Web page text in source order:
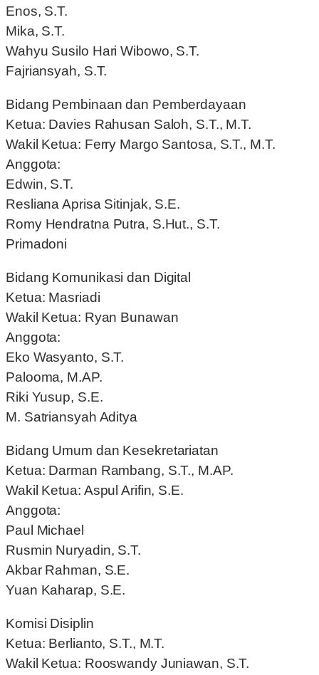
Enos, S.T.
Mika, S.T.
Wahyu Susilo Hari Wibowo, S.T.
Fajriansyah, S.T.
Bidang Pembinaan dan Pemberdayaan
Ketua: Davies Rahusan Saloh, S.T., M.T.
Wakil Ketua: Ferry Margo Santosa, S.T., M.T.
Anggota:
Edwin, S.T.
Resliana Aprisa Sitinjak, S.E.
Romy Hendratna Putra, S.Hut., S.T.
Primadoni
Bidang Komunikasi dan Digital
Ketua: Masriadi
Wakil Ketua: Ryan Bunawan
Anggota:
Eko Wasyanto, S.T.
Palooma, M.AP.
Riki Yusup, S.E.
M. Satriansyah Aditya
Bidang Umum dan Kesekretariatan
Ketua: Darman Rambang, S.T., M.AP.
Wakil Ketua: Aspul Arifin, S.E.
Anggota:
Paul Michael
Rusmin Nuryadin, S.T.
Akbar Rahman, S.E.
Yuan Kaharap, S.E.
Komisi Disiplin
Ketua: Berlianto, S.T., M.T.
Wakil Ketua: Rooswandy Juniawan, S.T.